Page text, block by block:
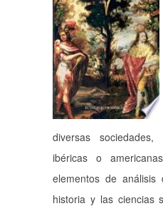
diversas
ibéricas o
elementos de
historia y las ciencias